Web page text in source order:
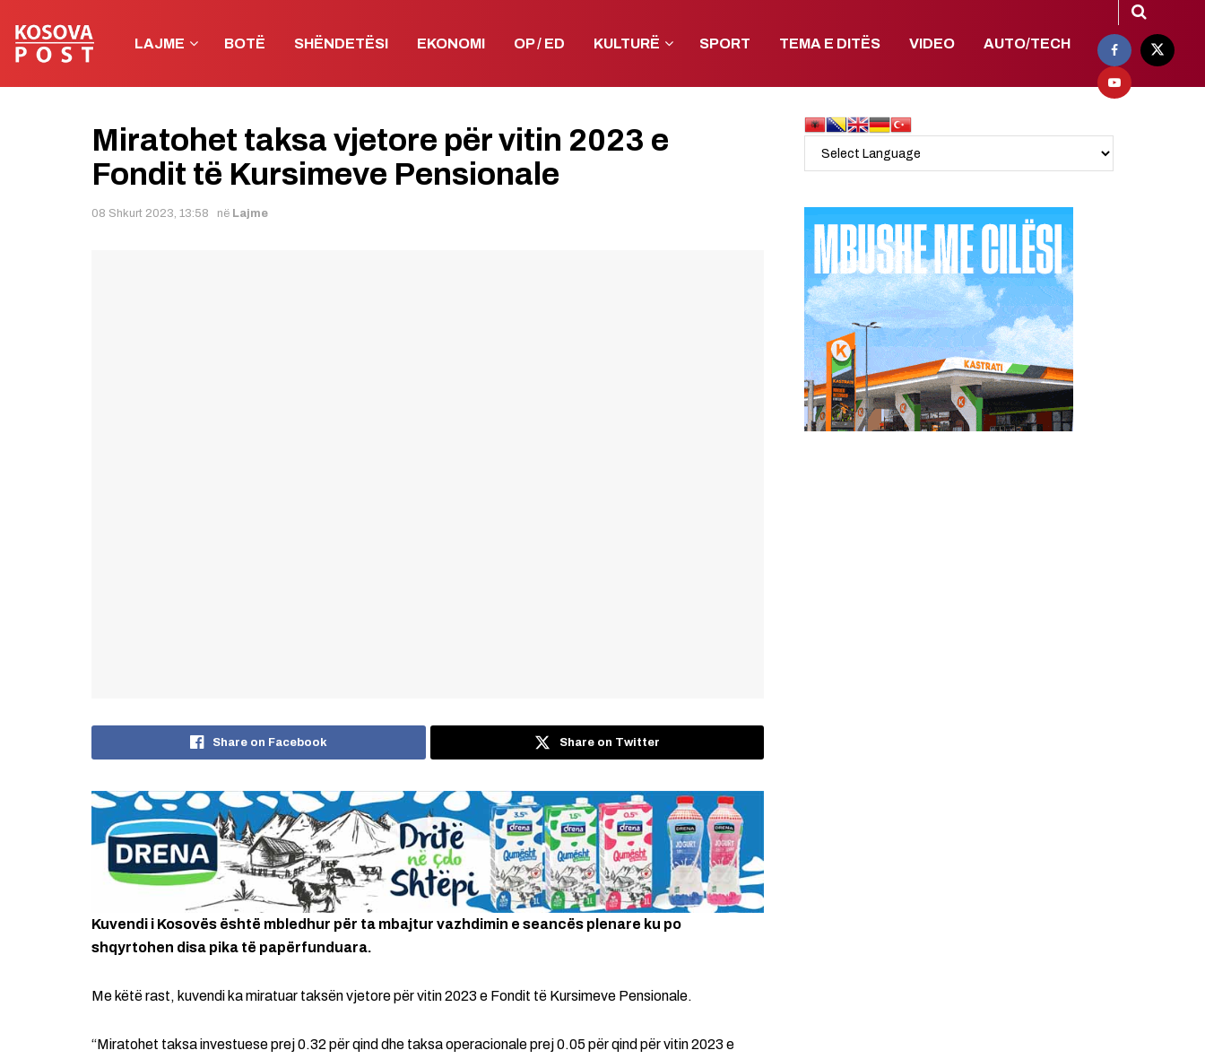
LAJME BOTË SHËNDETËSI EKONOMI OP / ED KULTURË SPORT TEMA E DITËS VIDEO AUTO/TECH
Miratohet taksa vjetore për vitin 2023 e
Fondit të Kursimeve Pensionale
08 Shkurt 2023, 13:58 në Lajme
Share on Facebook Share on Twitter
Kuvendi i Kosovës është mbledhur për ta mbajtur vazhdimin e seancës plenare ku po
shqyrtohen disa pika të papërfunduara.
Me këtë rast, kuvendi ka miratuar taksën vjetore për vitin 2023 e Fondit të Kursimeve Pensionale.
“Miratohet taksa investuese prej 0.32 për qind dhe taksa operacionale prej 0.05 për qind për vitin 2023 e